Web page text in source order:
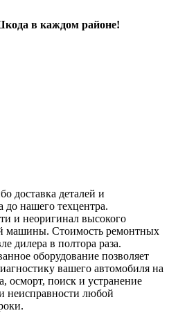
в каждом районе!
доставка деталей и
до нашего техцентра.
и неоригинал высокого
машины. Стоимость ремонтных
дилера в полтора раза.
оборудование позволяет
вашего автомобиля на
осморт, поиск и устранение
неисправности любой